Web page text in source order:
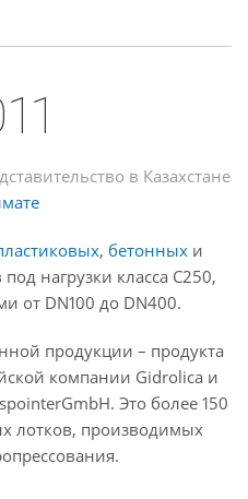
в Казахстане
, бетонных и
нагрузки класса С250,
от DN100 до DN400.
продукции – продукта
компании Gidrolica и
Это более 150
лотков, производимых